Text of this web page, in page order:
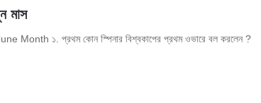
মাস
Month ১. প্রথম কোন স্পিনার বিশ্বকাপের প্রথম ওভারে বল করলেন ?